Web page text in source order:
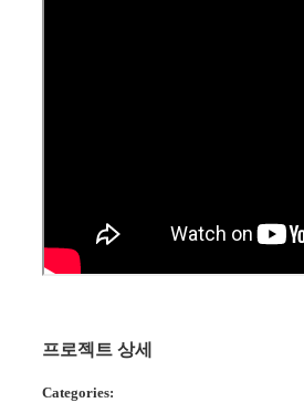
프로젝트 상세
Categories: